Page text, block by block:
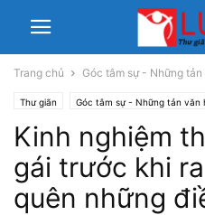
Trang chủ Góc tâm sự - Những tản
Thư giãn Góc tâm sự - Những tản văn
Kinh nghiệm
gái trước khi
quên những